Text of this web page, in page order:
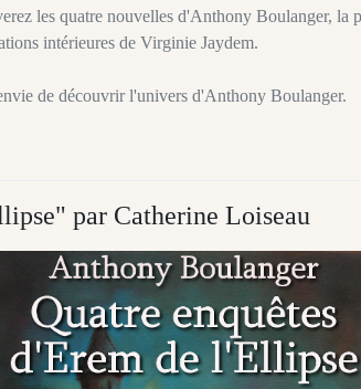
les quatre nouvelles d'Anthony Boulanger, la
intérieures de Virginie Jaydem.
de découvrir l'univers d'Anthony Boulanger.
par Catherine Loiseau